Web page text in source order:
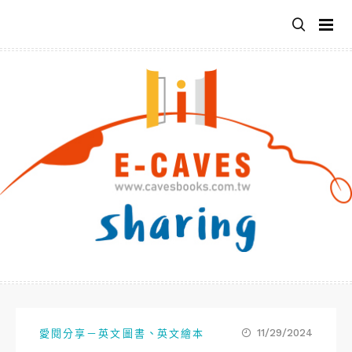
主
愛閱分享－英文圖書 、 英文繪本 11/29/2024